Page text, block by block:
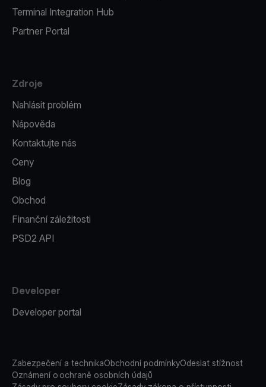
Terminal Integration Hub
Partner Portal
Zdroje
Nahlásit problém
Nápověda
Kontaktujte nás
Ceny
Blog
Obchod
Finanční záležitosti
PSD2 API
Developer
Developer portal
Zabezpečení a technikaObchodní podmínkyOdeslat stížnost
Oznámení o ochraně osobních údajů